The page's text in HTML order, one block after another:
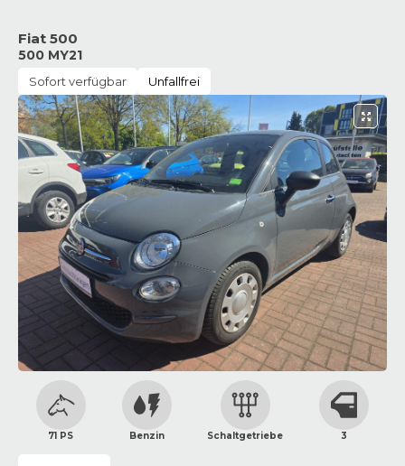
Fiat 500
500 MY21
Sofort verfügbar Unfallfrei
71 PS Benzin Schaltgetriebe 3